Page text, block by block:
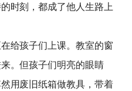
时刻，都成了他人生路上
给孩子们上课。教室的窗
。但孩子们明亮的眼睛
用废旧纸箱做教具，带着